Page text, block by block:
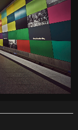
: 10mm |
160